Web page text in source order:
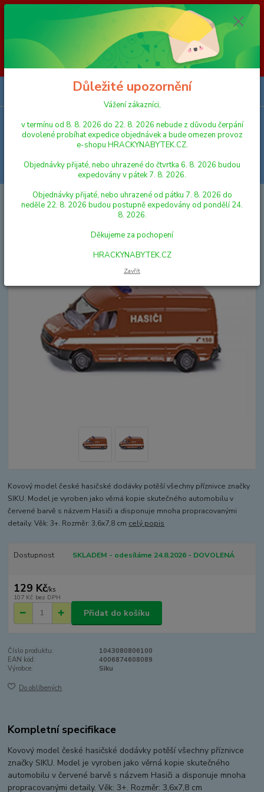
Vážení zákazníci, v termínu od 8. 8. 2026 do 23. 8. 2026 nebude z
důvodu čerpání dovolené probíhat expedice objednávek a bude omezen
provoz e-shopu HRACKYNABYTEK.CZ. Objednávky přijaté, nebo
uhrazené do čtvrtka 6. 8. 2026 budou expedovány v pátek 7. 8. 2026.
Objednávky přijaté, nebo uhrazené od pátku 7. 8. 2026 do neděle 23. 8.
2026 budou postupně expedovány od pondělí 24. 8. 2026. Děkujeme za
pochopení HRACKYNABYTEK.CZ
Menu
Hledat
AUTA, LODĚ, LETADLA SIKU SIKU česká verze - hasiči dodávka
SIKU česká verze - hasiči dodávka
Kovový model české hasičské dodávky potěší všechny příznivce značky
SIKU. Model je vyroben jako věrná kopie skutečného automobilu v
červené barvě s názvem Hasiči a disponuje mnoha propracovanými
detaily. Věk: 3+. Rozměr: 3,6x7,8 cm celý popis
Dostupnost SKLADEM - odesíláme 24.8.2026 - DOVOLENÁ
129 Kč/ks
107 Kč bez DPH
Přidat do košíku
Číslo produktu:
1043080806100
EAN kód:
4006874608089
Výrobce:
Siku
Do oblíbených
Kompletní specifikace
Kovový model české hasičské dodávky potěší všechny příznivce
značky SIKU. Model je vyroben jako věrná kopie skutečného
automobilu v červené barvě s názvem Hasiči a disponuje mnoha
propracovanými detaily. Věk: 3+. Rozměr: 3,6x7,8 cm
Důležité upozornění
Vážení zákazníci,
v termínu od 8. 8. 2026 do 22. 8. 2026 nebude z důvodu čerpání
dovolené probíhat expedice objednávek a bude omezen provoz
e-shopu HRACKYNABYTEK.CZ.
Objednávky přijaté, nebo uhrazené do čtvrtka 6. 8. 2026 budou
expedovány v pátek 7. 8. 2026.
Objednávky přijaté, nebo uhrazené od pátku 7. 8. 2026 do
neděle 22. 8. 2026 budou postupně expedovány od pondělí 24.
8. 2026.
Děkujeme za pochopení
HRACKYNABYTEK.CZ
Zavřít